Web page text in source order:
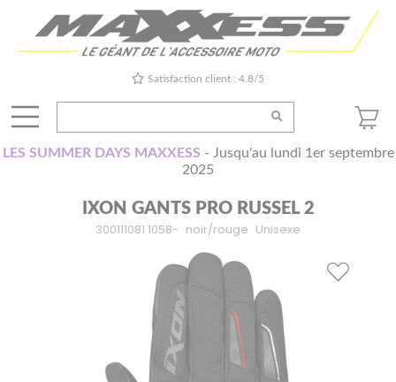
Satisfaction client : 4.8/5
LES SUMMER DAYS MAXXESS - Jusqu'au lundi 1er septembre
2025
IXON GANTS PRO RUSSEL 2
300111081 1058- noir/rouge Unisexe